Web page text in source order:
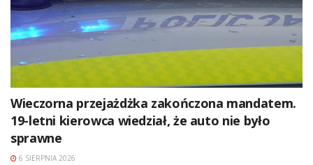
Wieczorna przejażdżka zakończona mandatem.
19-letni kierowca wiedział, że auto nie było
sprawne
6 SIERPNIA 2026